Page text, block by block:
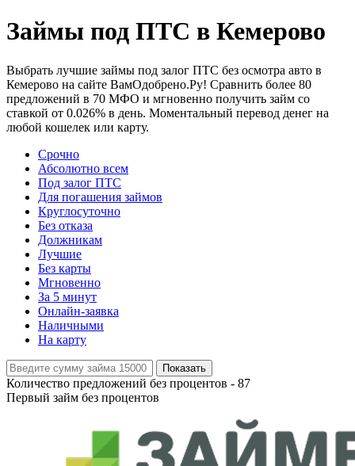
Займы под ПТС в Кемерово
Выбрать лучшие займы под залог ПТС без осмотра авто в
Кемерово на сайте ВамОдобрено.Ру! Сравнить более 80
предложений в 70 МФО и мгновенно получить займ со
ставкой от 0.026% в день. Моментальный перевод денег на
любой кошелек или карту.
Срочно
Абсолютно всем
Под залог ПТС
Для погашения займов
Круглосуточно
Без отказа
Должникам
Лучшие
Без карты
Мгновенно
За 5 минут
Онлайн-заявка
Наличными
На карту
Показать
Количество предложений без процентов - 87
Первый займ без процентов